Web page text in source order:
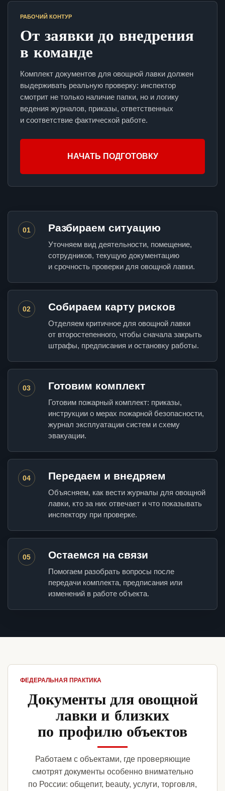
РАБОЧИЙ КОНТУР
От заявки до внедрения
в команде
Комплект документов для овощной лавки должен
выдерживать реальную проверку: инспектор
смотрит не только наличие папки, но и логику
ведения журналов, приказы, ответственных
и соответствие фактической работе.
НАЧАТЬ ПОДГОТОВКУ
01 Разбираем ситуацию
Уточняем вид деятельности, помещение,
сотрудников, текущую документацию
и срочность проверки для овощной лавки.
02 Собираем карту рисков
Отделяем критичное для овощной лавки
от второстепенного, чтобы сначала закрыть
штрафы, предписания и остановку работы.
03 Готовим комплект
Готовим пожарный комплект: приказы,
инструкции о мерах пожарной безопасности,
журнал эксплуатации систем и схему
эвакуации.
04 Передаем и внедряем
Объясняем, как вести журналы для овощной
лавки, кто за них отвечает и что показывать
инспектору при проверке.
05 Остаемся на связи
Помогаем разобрать вопросы после
передачи комплекта, предписания или
изменений в работе объекта.
ФЕДЕРАЛЬНАЯ ПРАКТИКА
Документы для овощной
лавки и близких
по профилю объектов
Работаем с объектами, где проверяющие
смотрят документы особенно внимательно
по России: общепит, beauty, услуги, торговля,